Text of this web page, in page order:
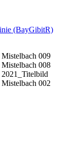
(BayGibitR)